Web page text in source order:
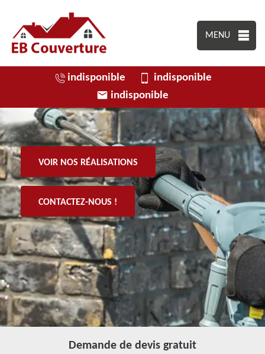
MENU
indisponible
indisponible
indisponible
VOIR NOS RÉALISATIONS
CONTACTEZ-NOUS !
Demande de devis gratuit